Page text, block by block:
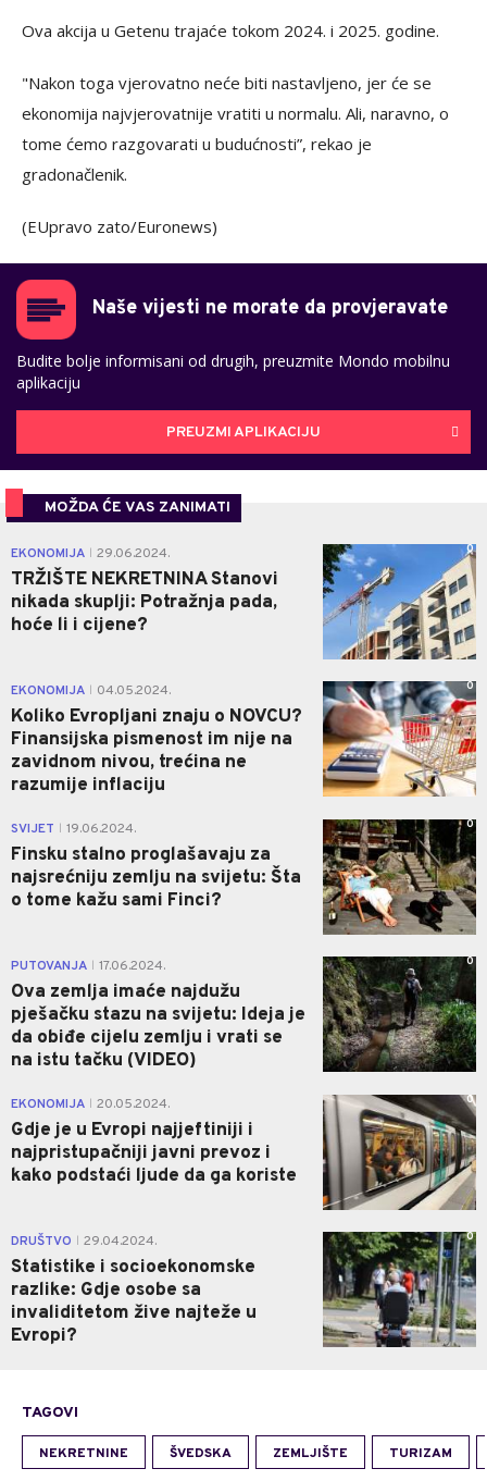
Ova akcija u Getenu trajaće tokom 2024. i 2025. godine.
"Nakon toga vjerovatno neće biti nastavljeno, jer će se
ekonomija najvjerovatnije vratiti u normalu. Ali, naravno, o
tome ćemo razgovarati u budućnosti”, rekao je
gradonačlenik.
(EUpravo zato/Euronews)
Naše vijesti ne morate da provjeravate
Budite bolje informisani od drugih, preuzmite Mondo mobilnu
aplikaciju
PREUZMI APLIKACIJU
MOŽDA ĆE VAS ZANIMATI
EKONOMIJA 29.06.2024.
TRŽIŠTE NEKRETNINA Stanovi
nikada skuplji: Potražnja pada,
hoće li i cijene?
0
EKONOMIJA 04.05.2024.
Koliko Evropljani znaju o NOVCU?
Finansijska pismenost im nije na
zavidnom nivou, trećina ne
razumije inflaciju
0
SVIJET 19.06.2024.
Finsku stalno proglašavaju za
najsrećniju zemlju na svijetu: Šta
o tome kažu sami Finci?
0
PUTOVANJA 17.06.2024.
Ova zemlja imaće najdužu
pješačku stazu na svijetu: Ideja je
da obiđe cijelu zemlju i vrati se
na istu tačku (VIDEO)
0
EKONOMIJA 20.05.2024.
Gdje je u Evropi najjeftiniji i
najpristupačniji javni prevoz i
kako podstaći ljude da ga koriste
0
DRUŠTVO 29.04.2024.
Statistike i socioekonomske
razlike: Gdje osobe sa
invaliditetom žive najteže u
Evropi?
0
TAGOVI
NEKRETNINE ŠVEDSKA ZEMLJIŠTE TURIZAM